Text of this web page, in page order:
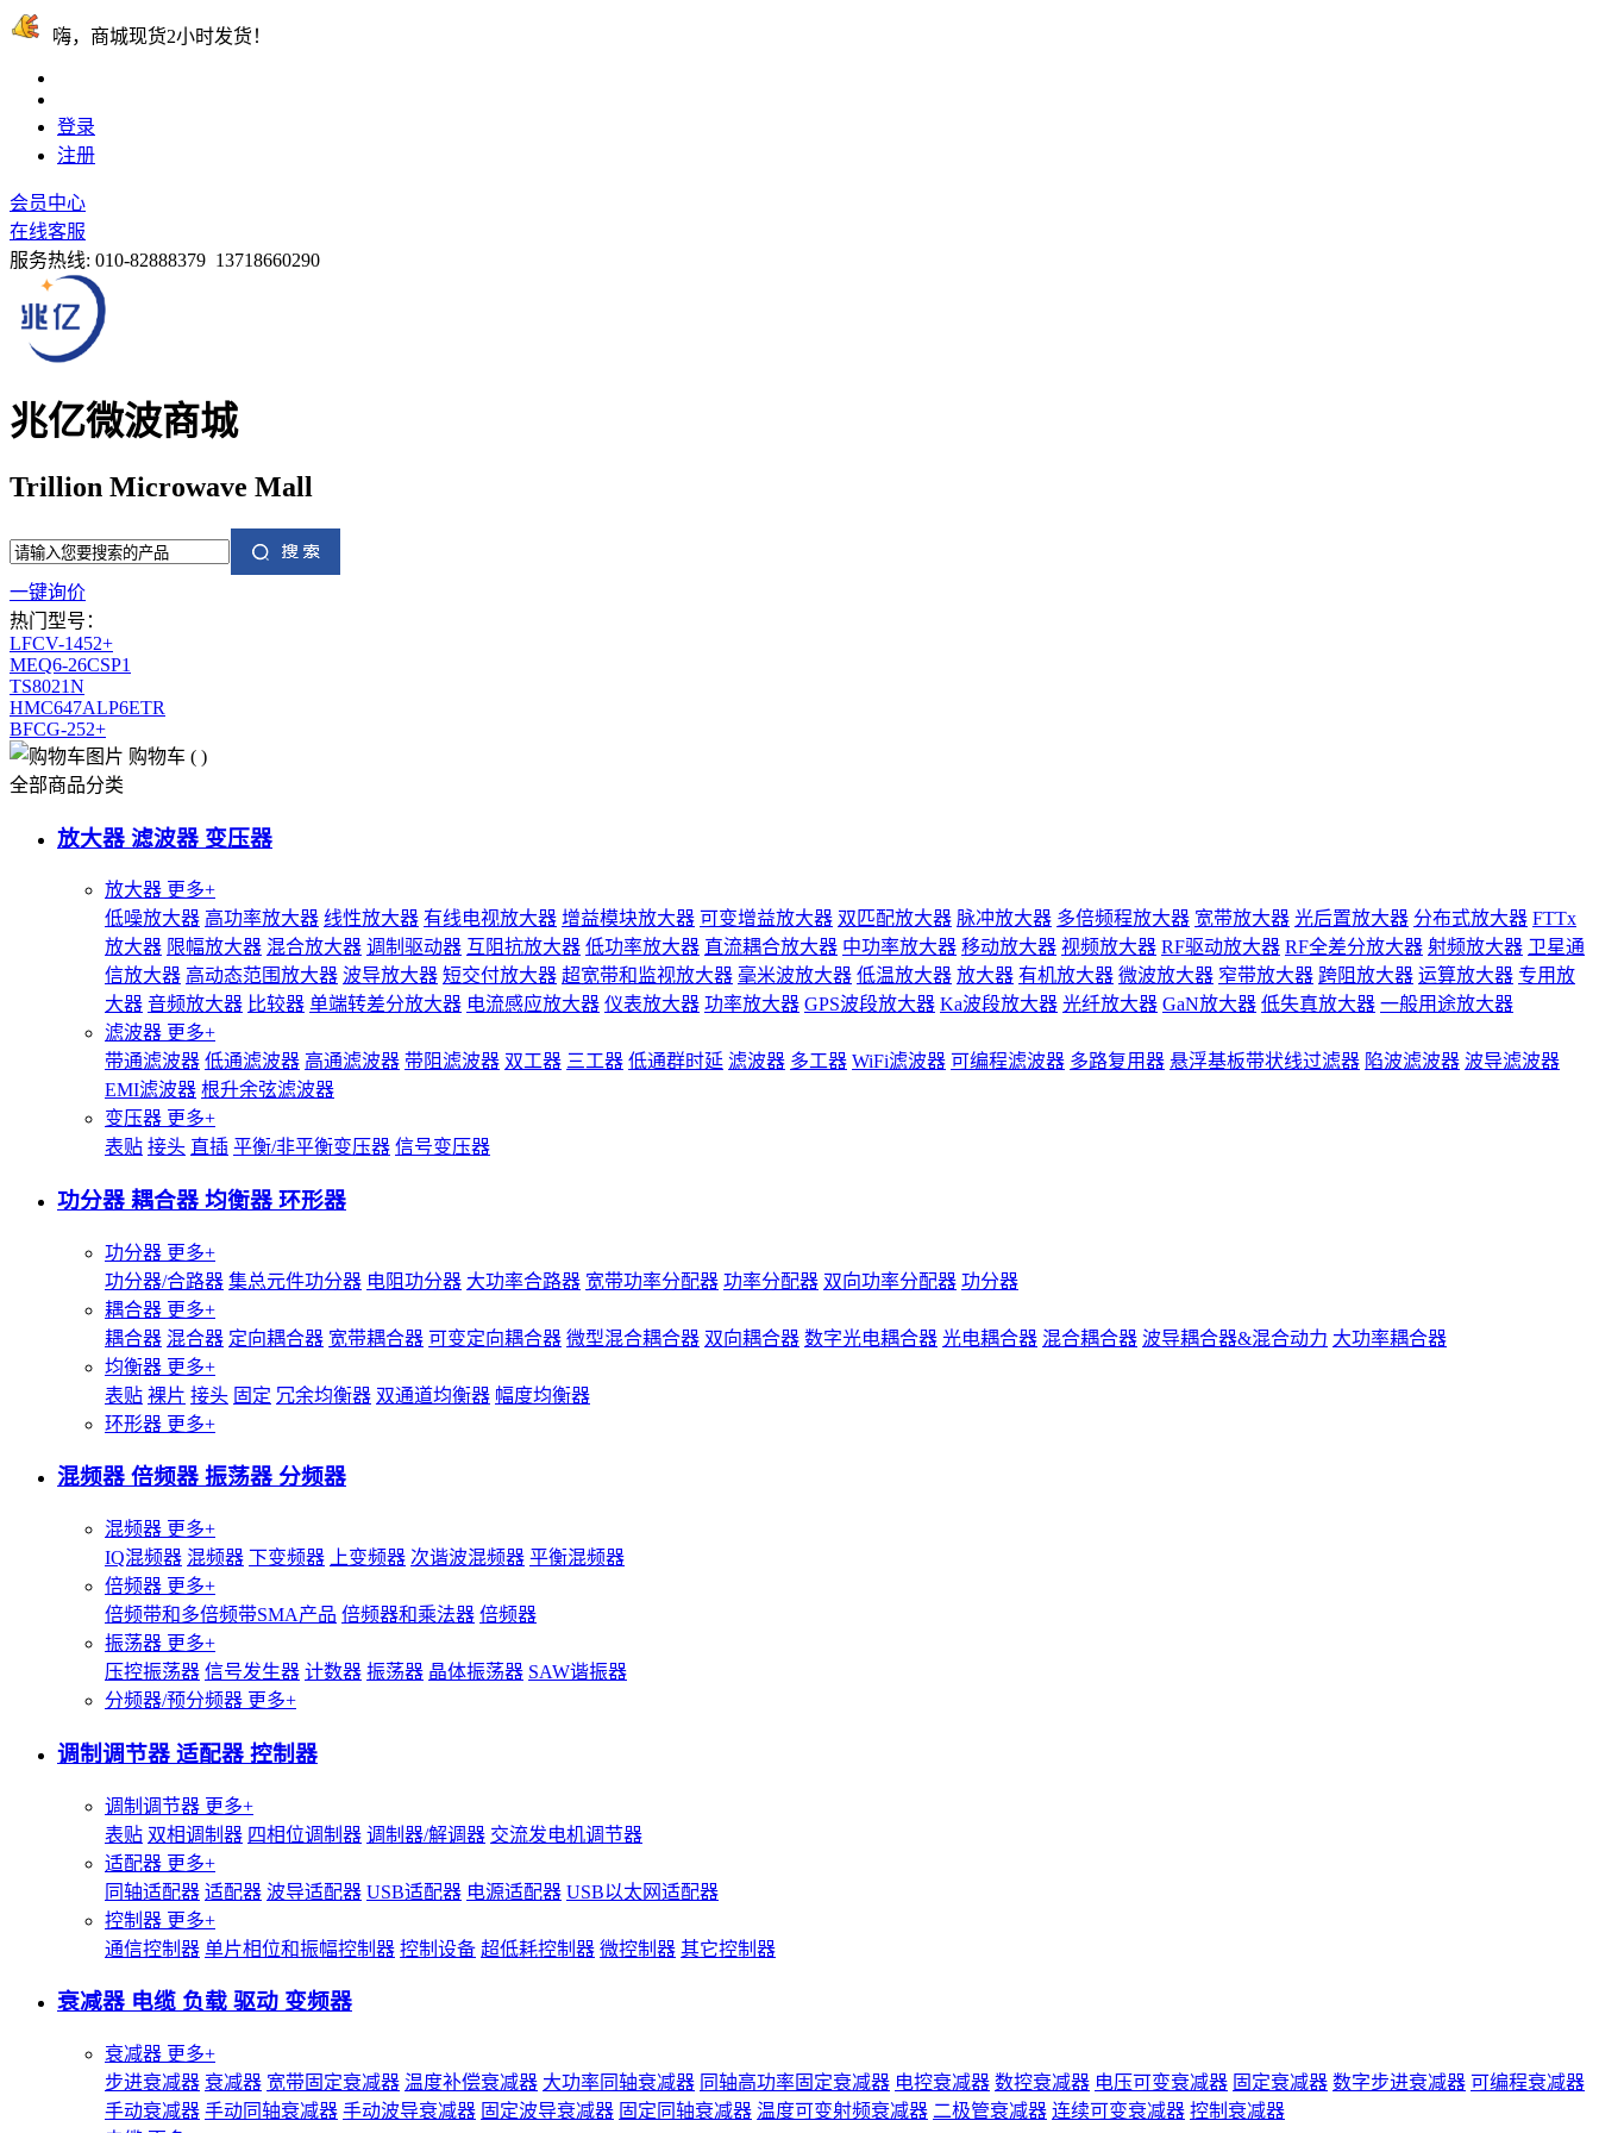
嗨，商城现货2小时发货！
登录
注册
会员中心
在线客服
服务热线: 010-82888379 13718660290
兆亿微波商城
Trillion Microwave Mall
一键询价
热门型号：
LFCV-1452+
MEQ6-26CSP1
TS8021N
HMC647ALP6ETR
BFCG-252+
购物车 ( )
全部商品分类
放大器 滤波器 变压器
放大器 更多+
低噪放大器 高功率放大器 线性放大器 有线电视放大器 增益模块放大器 可变增益放大器 双匹配放大器 脉冲放大器 多倍频程放大器 宽带放大器 光后置放大器 分布式放大器 FTTx
放大器 限幅放大器 混合放大器 调制驱动器 互阻抗放大器 低功率放大器 直流耦合放大器 中功率放大器 移动放大器 视频放大器 RF驱动放大器 RF全差分放大器 射频放大器 卫星通
信放大器 高动态范围放大器 波导放大器 短交付放大器 超宽带和监视放大器 毫米波放大器 低温放大器 放大器 有机放大器 微波放大器 窄带放大器 跨阻放大器 运算放大器 专用放
大器 音频放大器 比较器 单端转差分放大器 电流感应放大器 仪表放大器 功率放大器 GPS波段放大器 Ka波段放大器 光纤放大器 GaN放大器 低失真放大器 一般用途放大器
滤波器 更多+
带通滤波器 低通滤波器 高通滤波器 带阻滤波器 双工器 三工器 低通群时延 滤波器 多工器 WiFi滤波器 可编程滤波器 多路复用器 悬浮基板带状线过滤器 陷波滤波器 波导滤波器
EMI滤波器 根升余弦滤波器
变压器 更多+
表贴 接头 直插 平衡/非平衡变压器 信号变压器
功分器 耦合器 均衡器 环形器
功分器 更多+
功分器/合路器 集总元件功分器 电阻功分器 大功率合路器 宽带功率分配器 功率分配器 双向功率分配器 功分器
耦合器 更多+
耦合器 混合器 定向耦合器 宽带耦合器 可变定向耦合器 微型混合耦合器 双向耦合器 数字光电耦合器 光电耦合器 混合耦合器 波导耦合器&混合动力 大功率耦合器
均衡器 更多+
表贴 裸片 接头 固定 冗余均衡器 双通道均衡器 幅度均衡器
环形器 更多+
混频器 倍频器 振荡器 分频器
混频器 更多+
IQ混频器 混频器 下变频器 上变频器 次谐波混频器 平衡混频器
倍频器 更多+
倍频带和多倍频带SMA产品 倍频器和乘法器 倍频器
振荡器 更多+
压控振荡器 信号发生器 计数器 振荡器 晶体振荡器 SAW谐振器
分频器/预分频器 更多+
调制调节器 适配器 控制器
调制调节器 更多+
表贴 双相调制器 四相位调制器 调制器/解调器 交流发电机调节器
适配器 更多+
同轴适配器 适配器 波导适配器 USB适配器 电源适配器 USB以太网适配器
控制器 更多+
通信控制器 单片相位和振幅控制器 控制设备 超低耗控制器 微控制器 其它控制器
衰减器 电缆 负载 驱动 变频器
衰减器 更多+
步进衰减器 衰减器 宽带固定衰减器 温度补偿衰减器 大功率同轴衰减器 同轴高功率固定衰减器 电控衰减器 数控衰减器 电压可变衰减器 固定衰减器 数字步进衰减器 可编程衰减器
手动衰减器 手动同轴衰减器 手动波导衰减器 固定波导衰减器 固定同轴衰减器 温度可变射频衰减器 二极管衰减器 连续可变衰减器 控制衰减器